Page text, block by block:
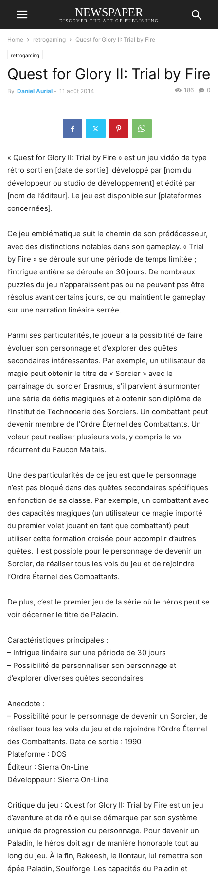
NEWSPAPER
DISCOVER THE ART OF PUBLISHING
Home retrogaming Quest for Glory II: Trial by Fire
retrogaming
Quest for Glory II: Trial by Fire
By Daniel Aurial - 11 août 2014 0
186
« Quest for Glory II: Trial by Fire » est un jeu vidéo de type
rétro sorti en [date de sortie], développé par [nom du
développeur ou studio de développement] et édité par
[nom de l’éditeur]. Le jeu est disponible sur [plateformes
concernées].
Ce jeu emblématique suit le chemin de son prédécesseur,
avec des distinctions notables dans son gameplay. « Trial
by Fire » se déroule sur une période de temps limitée ;
l’intrigue entière se déroule en 30 jours. De nombreux
puzzles du jeu n’apparaissent pas ou ne peuvent pas être
résolus avant certains jours, ce qui maintient le gameplay
sur une narration linéaire serrée.
Parmi ses particularités, le joueur a la possibilité de faire
évoluer son personnage et d’explorer des quêtes
secondaires intéressantes. Par exemple, un utilisateur de
magie peut obtenir le titre de « Sorcier » avec le
parrainage du sorcier Erasmus, s’il parvient à surmonter
une série de défis magiques et à obtenir son diplôme de
l’Institut de Technocerie des Sorciers. Un combattant peut
devenir membre de l’Ordre Éternel des Combattants. Un
voleur peut réaliser plusieurs vols, y compris le vol
récurrent du Faucon Maltais.
Une des particularités de ce jeu est que le personnage
n’est pas bloqué dans des quêtes secondaires spécifiques
en fonction de sa classe. Par exemple, un combattant avec
des capacités magiques (un utilisateur de magie importé
du premier volet jouant en tant que combattant) peut
utiliser cette formation croisée pour accomplir d’autres
quêtes. Il est possible pour le personnage de devenir un
Sorcier, de réaliser tous les vols du jeu et de rejoindre
l’Ordre Éternel des Combattants.
De plus, c’est le premier jeu de la série où le héros peut se
voir décerner le titre de Paladin.
Caractéristiques principales :
– Intrigue linéaire sur une période de 30 jours
– Possibilité de personnaliser son personnage et
d’explorer diverses quêtes secondaires
Anecdote :
– Possibilité pour le personnage de devenir un Sorcier, de
réaliser tous les vols du jeu et de rejoindre l’Ordre Éternel
des Combattants. Date de sortie : 1990
Plateforme : DOS
Éditeur : Sierra On-Line
Développeur : Sierra On-Line
Critique du jeu : Quest for Glory II: Trial by Fire est un jeu
d’aventure et de rôle qui se démarque par son système
unique de progression du personnage. Pour devenir un
Paladin, le héros doit agir de manière honorable tout au
long du jeu. À la fin, Rakeesh, le liontaur, lui remettra son
épée Paladin, Soulforge. Les capacités du Paladin et